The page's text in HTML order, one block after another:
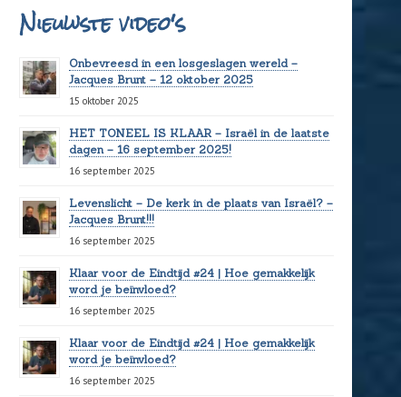
Nieuwste video's
Onbevreesd in een losgeslagen wereld –
Jacques Brunt – 12 oktober 2025
15 oktober 2025
HET TONEEL IS KLAAR – Israël in de laatste
dagen – 16 september 2025!
16 september 2025
Levenslicht – De kerk in de plaats van Israël? –
Jacques Brunt!!!
16 september 2025
Klaar voor de Eindtijd #24 | Hoe gemakkelijk
word je beïnvloed?
16 september 2025
Klaar voor de Eindtijd #24 | Hoe gemakkelijk
word je beïnvloed?
16 september 2025